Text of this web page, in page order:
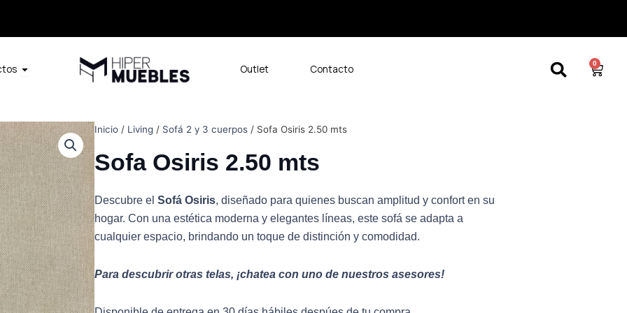
Open Productos Outlet Contacto
0
Cart
Inicio / Living / Sofá 2 y 3 cuerpos / Sofa Osiris 2.50 mts
Sofa Osiris 2.50 mts
Descubre el Sofá Osiris, diseñado para quienes buscan amplitud y confort en su
hogar. Con una estética moderna y elegantes líneas, este sofá se adapta a
cualquier espacio, brindando un toque de distinción y comodidad.
Para descubrir otras telas, ¡chatea con uno de nuestros asesores!